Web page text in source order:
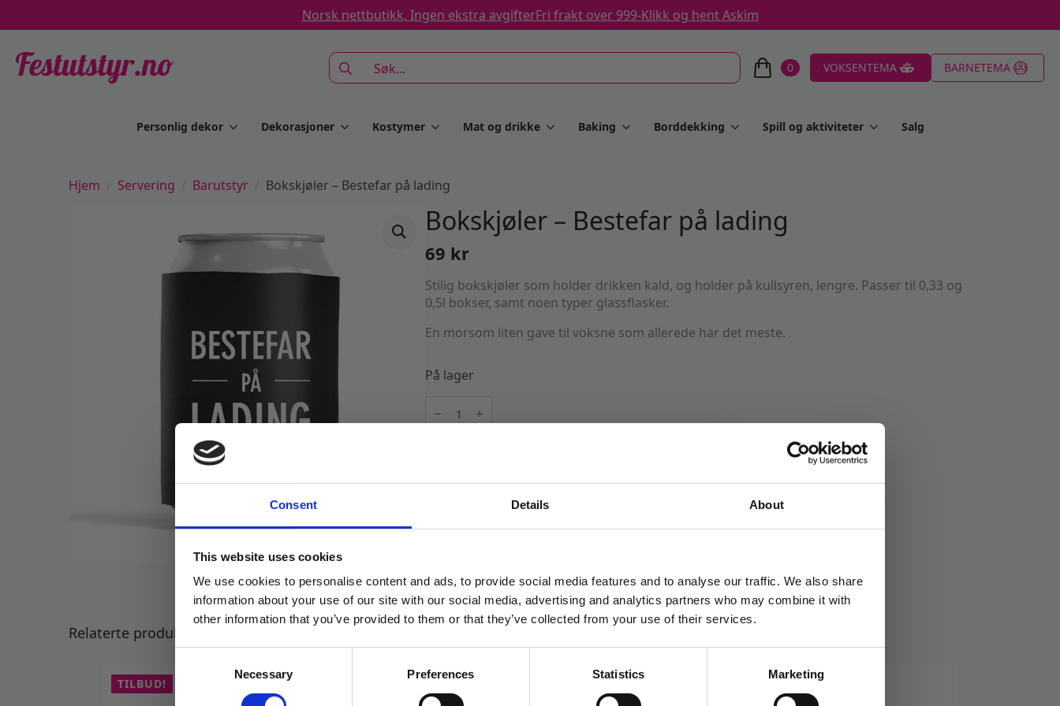
Consent Details About
This website uses cookies
We use cookies to personalise content and ads, to provide social media features and to analyse our traffic. We also share
information about your use of our site with our social media, advertising and analytics partners who may combine it with
other information that you’ve provided to them or that they’ve collected from your use of their services.
Necessary Preferences Statistics Marketing
Norsk nettbutikk, Ingen ekstra avgifterFri frakt over 999-Klikk og hent Askim
Search
for:
0 VOKSENTEMA BARNETEMA
Personlig dekor Dekorasjoner Kostymer Mat og drikke Baking Borddekking Spill og aktiviteter Salg
Hjem Servering Barutstyr Bokskjøler – Bestefar på lading
Bokskjøler – Bestefar på lading
69 kr
Stilig bokskjøler som holder drikken kald, og holder på kullsyren, lengre. Passer til 0,33 og
0,5l bokser, samt noen typer glassflasker.
En morsom liten gave til voksne som allerede har det meste.
På lager
Bestefar
Produktnummer:107576Kategorier:Barutstyr,ServeringStikkord:Farsdag
Relaterte produkter
TILBUD!
få eksklusive tilbud og masse
inspirasjon rett i innboksen